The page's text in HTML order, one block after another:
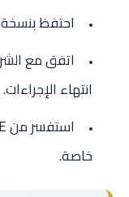
احتفظ بنسخة
اتفق مع
انتهاء الإجراءات.
خاصة.